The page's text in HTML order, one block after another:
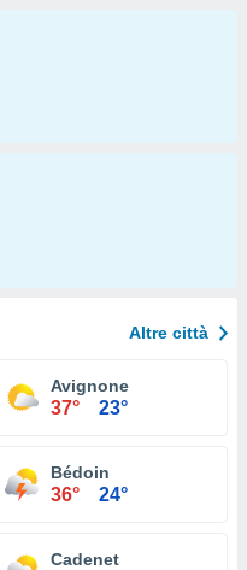
Altre città
Avignone
37° 23°
Bédoin
36° 24°
Cadenet